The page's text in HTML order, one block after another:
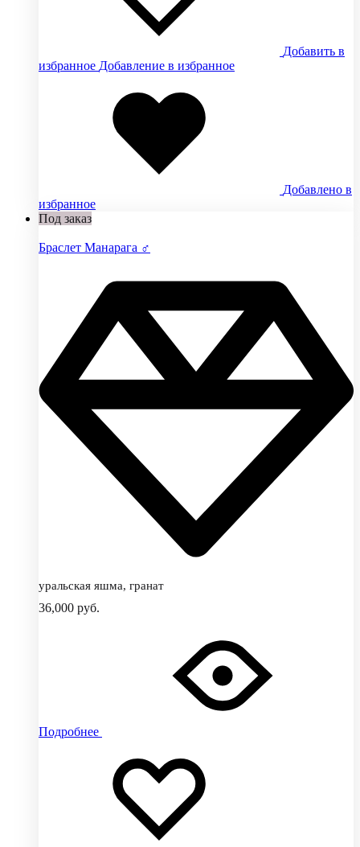
Добавить в
избранное Добавление в избранное
Добавлено в
избранное
Под заказ
Браслет Манарага ♂
уральская яшма, гранат
36,000 руб.
Подробнее